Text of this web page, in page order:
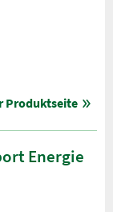
Produktseite
Energie